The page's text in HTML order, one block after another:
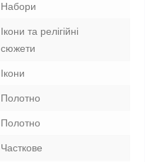
Набори
Ікони та релігійні
сюжети
Ікони
Полотно
Полотно
Часткове